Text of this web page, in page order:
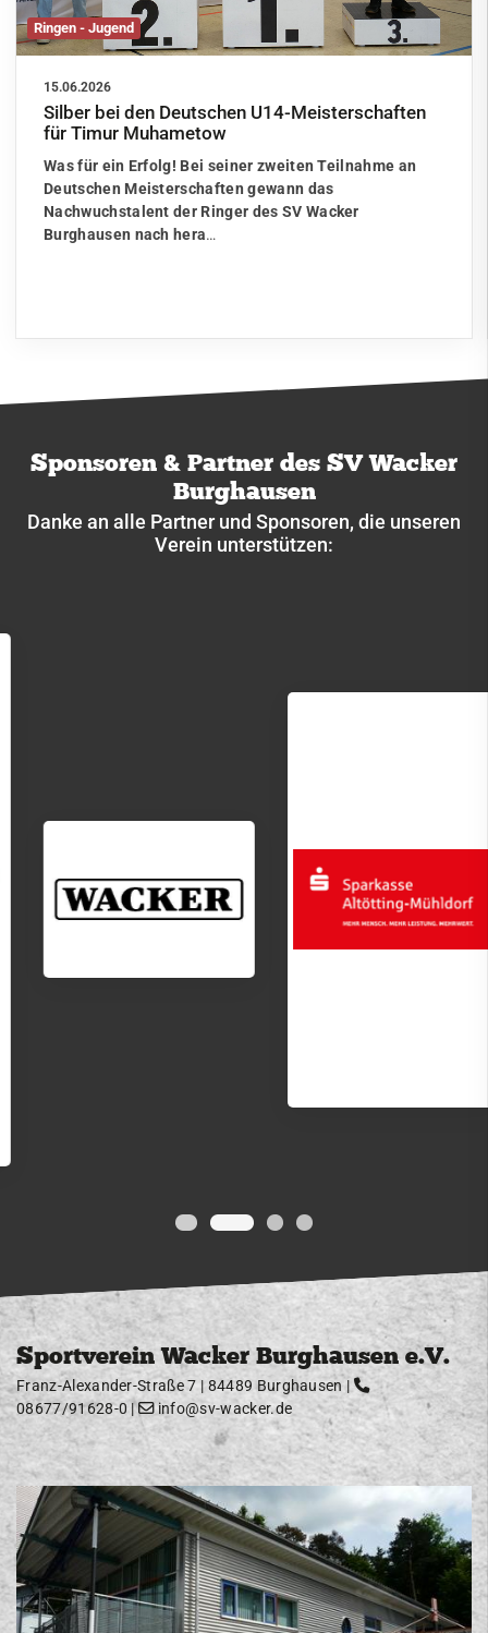
Ringen - Jugend
15.06.2026
Silber bei den Deutschen U14-Meisterschaften
für Timur Muhametow
Was für ein Erfolg! Bei seiner zweiten Teilnahme an
Deutschen Meisterschaften gewann das
Nachwuchstalent der Ringer des SV Wacker
Burghausen nach hera…
Sponsoren & Partner des SV Wacker
Burghausen
Danke an alle Partner und Sponsoren, die unseren
Verein unterstützen:
Sportverein Wacker Burghausen e.V.
Franz-Alexander-Straße 7 | 84489 Burghausen |
08677/91628-0 | info@sv-wacker.de